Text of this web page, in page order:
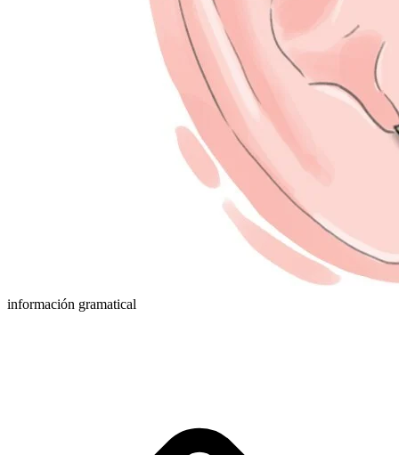
información gramatical